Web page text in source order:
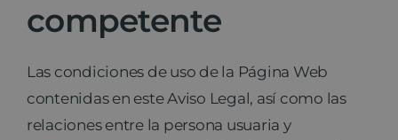
competente
Las condiciones de uso de la Página Web
contenidas en este Aviso Legal, así como las
relaciones entre la persona usuaria y